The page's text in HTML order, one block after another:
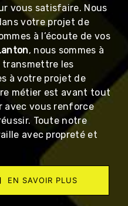
vous satisfaire. Nous
votre projet de
à l’écoute de vos
, nous sommes à
transmettre les
à votre projet de
métier est avant tout
avec vous renforce
Toute notre
avec propreté et
EN SAVOIR PLUS